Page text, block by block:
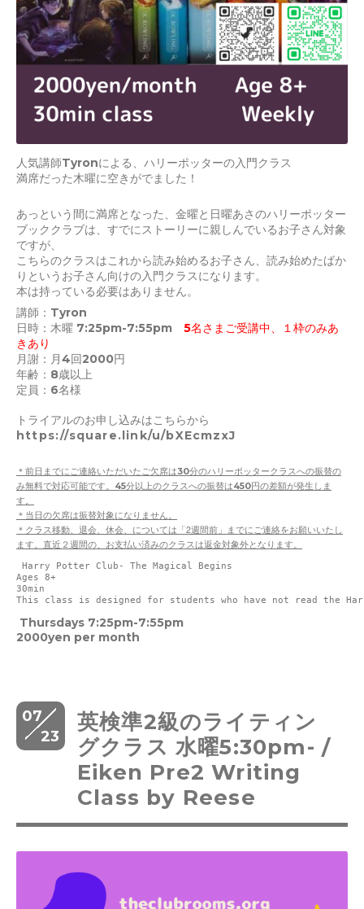
人気講師Tyronによる、ハリーポッターの入門クラス
満席だった木曜に空きがでました！
あっという間に満席となった、金曜と日曜あさのハリーポッター
ブッククラブは、すでにストーリーに親しんでいるお子さん対象
ですが、
こちらのクラスはこれから読み始めるお子さん、読み始めたばか
りというお子さん向けの入門クラスになります。
本は持っている必要はありません。
講師：Tyron
日時：木曜 7:25pm-7:55pm 5名さまご受講中、１枠のみあ
きあり
月謝：月4回2000円
年齢：8歳以上
定員：6名様
トライアルのお申し込みはこちらから
https://square.link/u/bXEcmzxJ
＊前日までにご連絡いただいたご欠席は30分のハリーポッタークラスへの振替の
み無料で対応可能です。45分以上のクラスへの振替は450円の差額が発生しま
す。
＊当日の欠席は振替対象になりません。
＊クラス移動、退会、休会、については「 2週間前」までにご連絡をお願いいたし
ます。直近２週間の、お支払い済みのクラスは返金対象外となります。
Harry Potter Club- The Magical Begins
Ages 8+
30min
This class is designed for students who have not read the
Thursdays 7:25pm-7:55pm
2000yen per month
07
23
英検準2級のライティン
グクラス 水曜5:30pm- /
Eiken Pre2 Writing
Class by Reese